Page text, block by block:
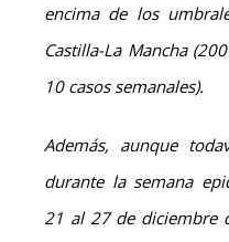
encima de los
Castilla-La Mancha
10 casos semanales).
Además, aunque
durante la semana
21 al 27 de diciembre